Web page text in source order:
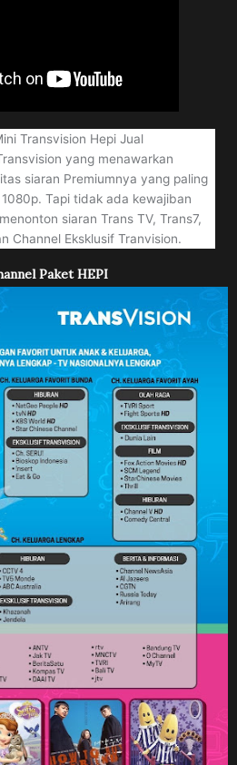
Transvision Hepi Jual
yang menawarkan
siaran Premiumnya yang paling
Tapi tidak ada kewajiban
siaran Trans TV, Trans7,
Channel Eksklusif Tranvision.
Paket HEPI